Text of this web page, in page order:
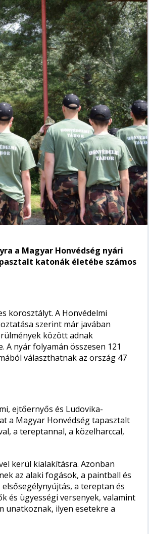
a Magyar Honvédség nyári
katonák életébe számos
korosztályt. A Honvédelmi
szerint már javában
között adnak
nyár folyamán összesen 121
választhatnak az ország 47
ejtőernyős és Ludovika-
a Magyar Honvédség tapasztalt
a tereptannal, a közelharccal,
kerül kialakításra. Azonban
az alaki fogások, a paintball és
a tereptan és
és ügyességi versenyek, valamint
unatkoznak, ilyen esetekre a